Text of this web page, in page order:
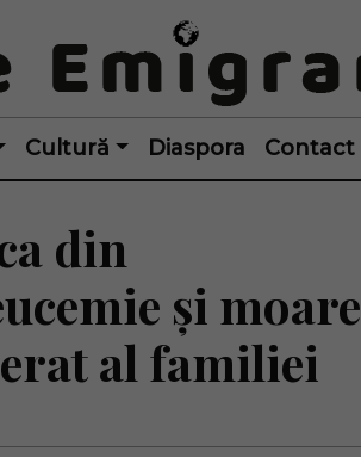
Cultură Diaspora Contact
din
și moare
al familiei